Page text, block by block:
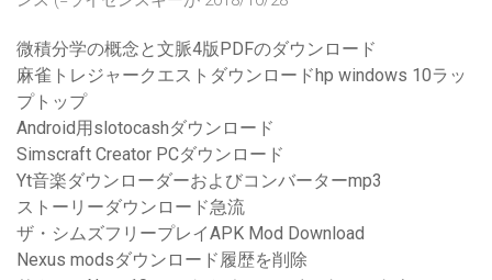
微積分学の概念と文脈4版PDFのダウンロード
麻雀トレジャークエストダウンロードhp windows 10ラッ
プトップ
Android用slotocashダウンロード
Simscraft Creator PCダウンロード
Yt音楽ダウンローダーおよびコンバーターmp3
ストーリーダウンロード急流
ザ・シムズフリープレイAPK Mod Download
Nexus modsダウンロード履歴を削除